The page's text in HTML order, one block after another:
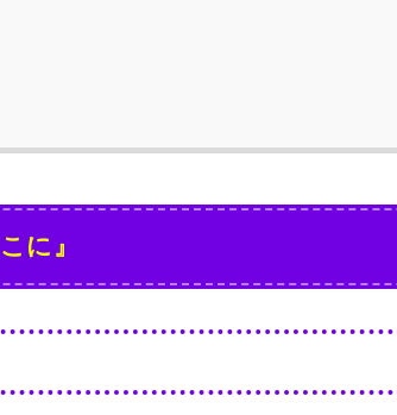
に』